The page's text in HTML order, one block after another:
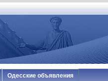
Одесские объявления